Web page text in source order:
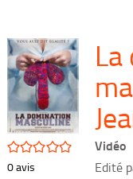
/5
0avis
Vidéo
Edité